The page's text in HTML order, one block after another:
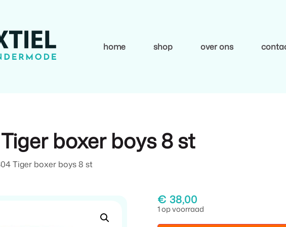
home shop over ons
boxer boys 8 st
Tiger boxer boys 8 st
€ 38,00
1 op voorraad